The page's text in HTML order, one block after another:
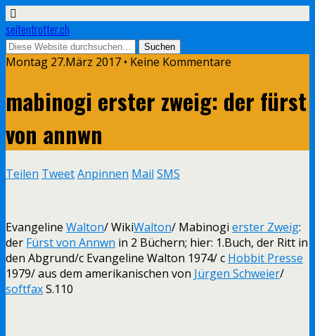
seitentrotter.ch
Montag 27.März 2017 • Keine Kommentare
mabinogi erster zweig: der fürst
von annwn
Teilen TweetAnpinnen Mail SMS
Evangeline Walton/ WikiWalton/ Mabinogi erster Zweig:
der Fürst von Annwn in 2 Büchern; hier: 1.Buch, der Ritt in
den Abgrund/c Evangeline Walton 1974/ c Hobbit Presse
1979/ aus dem amerikanischen von Jürgen Schweier/
softfaxS.110